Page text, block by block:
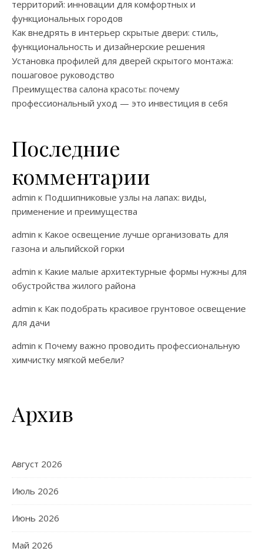
территорий: инновации для комфортных и
функциональных городов
Как внедрять в интерьер скрытые двери: стиль,
функциональность и дизайнерские решения
Установка профилей для дверей скрытого монтажа:
пошаговое руководство
Преимущества салона красоты: почему
профессиональный уход — это инвестиция в себя
Последние
комментарии
admin к Подшипниковые узлы на лапах: виды,
применение и преимущества
admin к Какое освещение лучше организовать для
газона и альпийской горки
admin к Какие малые архитектурные формы нужны для
обустройства жилого района
admin к Как подобрать красивое грунтовое освещение
для дачи
admin к Почему важно проводить профессиональную
химчистку мягкой мебели?
Архив
Август 2026
Июль 2026
Июнь 2026
Май 2026